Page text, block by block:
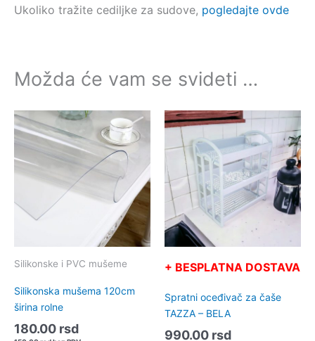
Ukoliko tražite cediljke za sudove, pogledajte ovde
Možda će vam se svideti …
Silikonske i PVC mušeme
Silikonska mušema 120cm
širina rolne
180.00 rsd
+ BESPLATNA DOSTAVA
Spratni oceđivač za čaše
TAZZA – BELA
990.00 rsd